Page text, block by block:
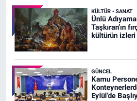
KÜLTÜR - SANAT
Ünlü
Taşkıran’ın
kültürün izleri
GÜNCEL
Kamu
Eylül’de